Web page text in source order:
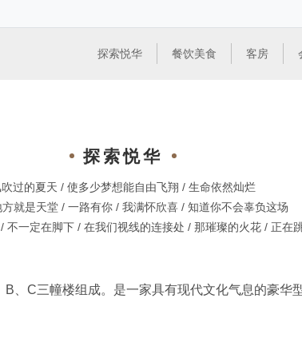
探索悦华 餐饮美食 客房
探索悦华
吹过的夏天 / 使多少梦想能自由飞翔 / 生命依然灿烂
就是天堂 / 一路有你 / 我满怀欣喜 / 知道你不会辜负这场
不一定在脚下 / 在我们视线的连接处 / 那璀璨的火花 / 正在
、C三幢楼组成。是一家具有现代文化气息的豪华